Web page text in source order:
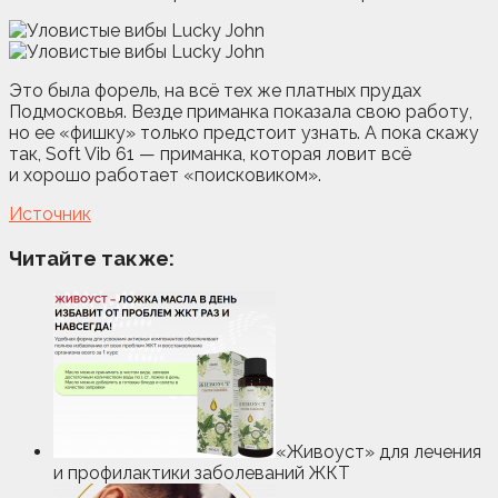
Это была форель, на всё тех же платных прудах
Подмосковья. Везде приманка показала свою работу,
но ее «фишку» только предстоит узнать. А пока скажу
так, Soft Vib 61 — приманка, которая ловит всё
и хорошо работает «поисковиком».
Источник
Читайте также:
«Живоуст» для лечения
и профилактики заболеваний ЖКТ